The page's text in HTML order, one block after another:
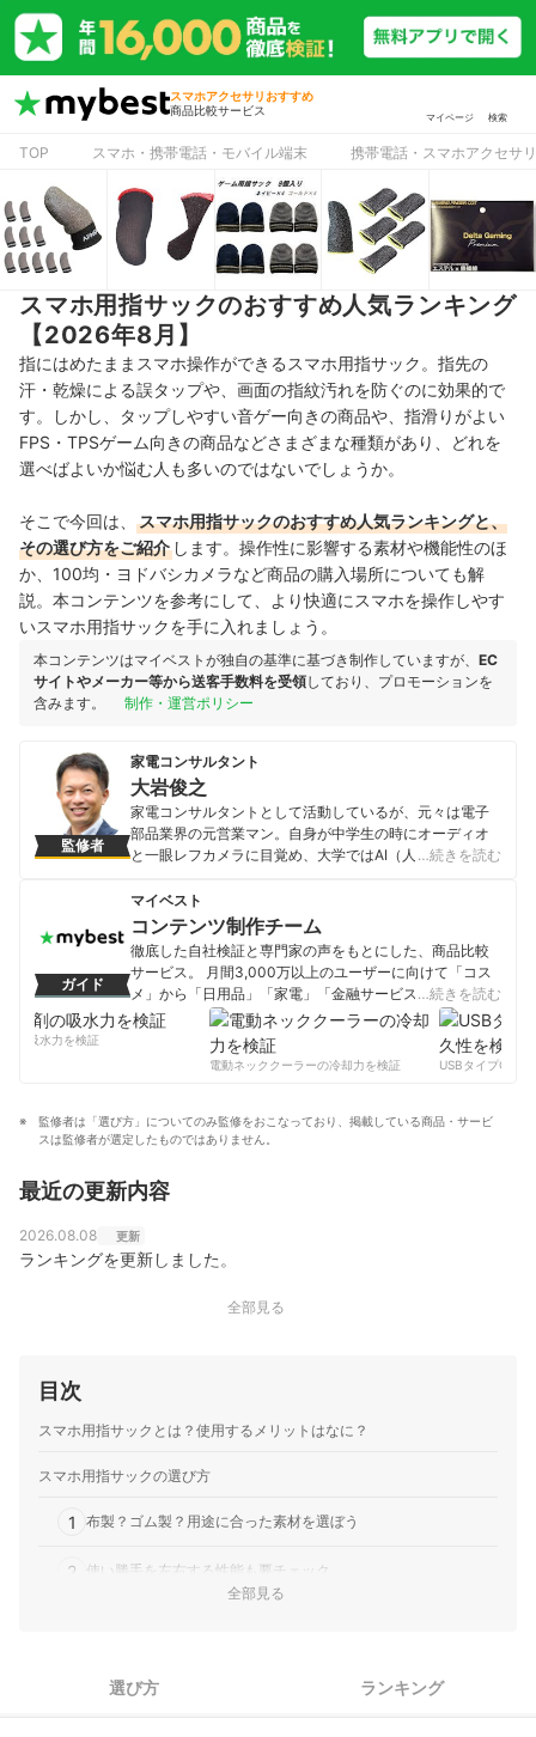
スマホアクセサリおすすめ
商品比較サービス
マイページ 検索
TOP スマホ・携帯電話・モバイル端末 携帯電話・スマホアクセサリ
スマホ用指サックのおすすめ人気ランキング
【2026年8月】
指にはめたままスマホ操作ができるスマホ用指サック。指先の
汗・乾燥による誤タップや、画面の指紋汚れを防ぐのに効果的で
す。しかし、タップしやすい音ゲー向きの商品や、指滑りがよい
FPS・TPSゲーム向きの商品などさまざまな種類があり、どれを
選べばよいか悩む人も多いのではないでしょうか。
そこで今回は、
スマホ用指サックのおすすめ人気ランキングと、
その選び方をご紹介 します。操作性に影響する素材や機能性のほ
か、100均・ヨドバシカメラなど商品の購入場所についても解
説。本コンテンツを参考にして、より快適にスマホを操作しやす
いスマホ用指サックを手に入れましょう。
本コンテンツはマイベストが独自の基準に基づき制作していますが、 EC
サイトやメーカー等から送客手数料を受領しており、プロモーションを
含みます。
制作・運営ポリシー
監修者
家電コンサルタント
大岩俊之
家電コンサルタントとして活動しているが、元々は電子
部品業界の元営業マン。自身が中学生の時にオーディオ
と一眼レフカメラに目覚め、大学ではAI（人工知能）を
の方に魅力を感じ営業職へ。その後、電子部品メーカ
ー・半導体商社・パソコンメーカーなどで、家電メーカ
ー・家電量販店など向けの法人営業を経験。いずれの会
社でも、前年比150％以上の営業数字を達成、営業職200
人中１位の売上実績も持つ。その後、セミナー講師とし
て活動する傍ら、家電製品の裏事情を知る家電コンサル
タントとして活動し、テレビ番組にも「家電の達人」と
して毎年出演。家電メーカーに営業していたため、コネ
クタ・スイッチ・半導体などに精通しており、家電の内
資格試験の講師も務める。
大岩俊之のプロフィール
…続きを読む
ガイド
マイベスト
コンテンツ制作チーム
徹底した自社検証と専門家の声をもとにした、商品比較
サービス。 月間3,000万以上のユーザーに向けて「コス
メ」から「日用品」「家電」「金融サービス」まで、ベ
ストな商品を選んでもらうために、毎日コンテンツを制
コンテンツ制作チームのプロフィール
…続きを読む
の吸水力を検証
電動ネッククーラーの冷却力を検証
USBタイプCケー
監修者は「選び方」についてのみ監修をおこなっており、掲載している商品・サービ
スは監修者が選定したものではありません。
最近の更新内容
2026.08.08 更新
ランキングを更新しました。
全部見る
目次
スマホ用指サックとは？使用するメリットはなに？
スマホ用指サックの選び方
1 布製？ゴム製？用途に合った素材を選ぼう
2 使い勝手を左右する性能も要チェック
スマホ用指サック全31商品おすすめ人気ランキング
全部見る
選び方 ランキング